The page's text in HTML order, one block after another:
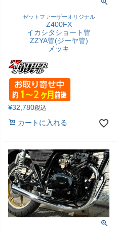
ゼットファーザーオリジナル
Z400FX
イカシタショート管
ZZYA管(ジーヤ管)
メッキ
¥32,780税込
カートに入れる